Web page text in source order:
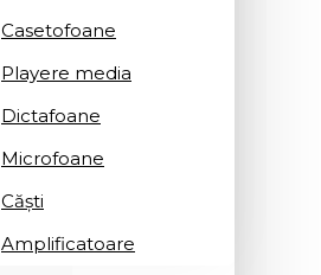
Casetofoane
Playere media
Dictafoane
Microfoane
Căşti
Amplificatoare